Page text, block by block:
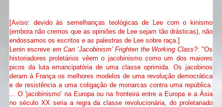
[Aviso: devido às semelhanças teológicas de Lee com o kinismo
(embora não cremos que as opiniões de Lee sejam tão drásticas), não
endossamos os escritos e as palestras de Lee sobre raça.]
Lenin escreve em Can ‘Jacobinism’ Frighten the Working Class?: "Os
historiadores proletários vêem o jacobinismo como um dos maiores
picos da luta emancipatória de uma classe oprimida. Os jacobinos
deram à França os melhores modelos de uma revolução democrática
e de resistência a uma coligação de monarcas contra uma república.
... O 'jacobinismo' na Europa ou na fronteira entre a Europa e a Ásia
no século XX seria a regra da classe revolucionária, do proletariado